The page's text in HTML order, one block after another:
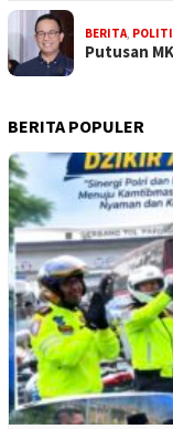
BERITA,
Putusan
BERITA POPULER